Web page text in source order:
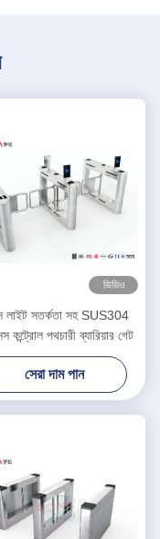
ভিডিও
লাইট সতর্কতা সহ SUS304
কন্ট্রোল পথচারী ব্যারিয়ার গেট
সেরা দাম পান